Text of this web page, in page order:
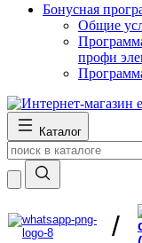
Бонусная
Общие
профи
Каталог
/